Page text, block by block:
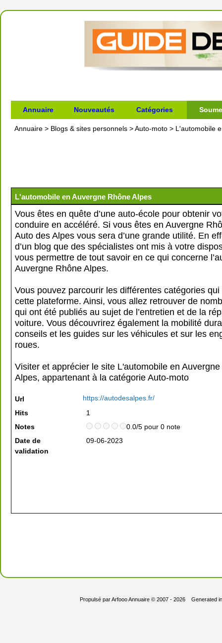
Annuaire Nouveautés Catégories
Annuaire > Blogs & sites personnels >Auto-moto > L'automobile
L'automobile en Auvergne Rhône Alpes
Vous êtes en quête d’une auto-école pour obtenir
conduire en accéléré. Si vous êtes en Auvergne
Auto des Alpes vous sera d’une grande utilité. En
d’un blog que des spécialistes ont mis à votre
vous permettre de tout savoir en ce qui concerne
Auvergne Rhône Alpes.
Vous pouvez parcourir les différentes catégories
cette plateforme. Ainsi, vous allez retrouver de
qui ont été publiés au sujet de l’entretien et de la
voiture. Vous découvrirez également la mobilité
conseils et les guides sur les véhicules et sur les
roues.
Visiter et apprécier le site L'automobile en
Alpes, appartenant à la catégorieAuto-moto
Url
https://autodesalpes.fr/
Hits
1
Notes
0.0/5 pour 0 note
Date de
validation
09-06-2023
Propulsé parArfooo Annuaire© 2007 - 2026 Generated